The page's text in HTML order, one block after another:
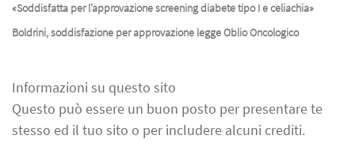
«Soddisfatta per l’approvazione screening diabete tipo I e celiachia»
Boldrini, soddisfazione per approvazione legge Oblio Oncologico
Informazioni su questo sito
Questo può essere un buon posto per presentare te
stesso ed il tuo sito o per includere alcuni crediti.